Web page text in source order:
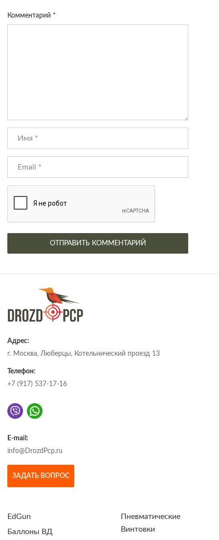
Комментарий *
Адрес:
г. Москва, Люберцы, Котельнический проезд 13
Телефон:
+7 (917) 537-17-16
E-mail:
info@DrozdPcp.ru
ЗАДАТЬ ВОПРОС
EdGun
Баллоны ВД
Пневматические
Винтовки